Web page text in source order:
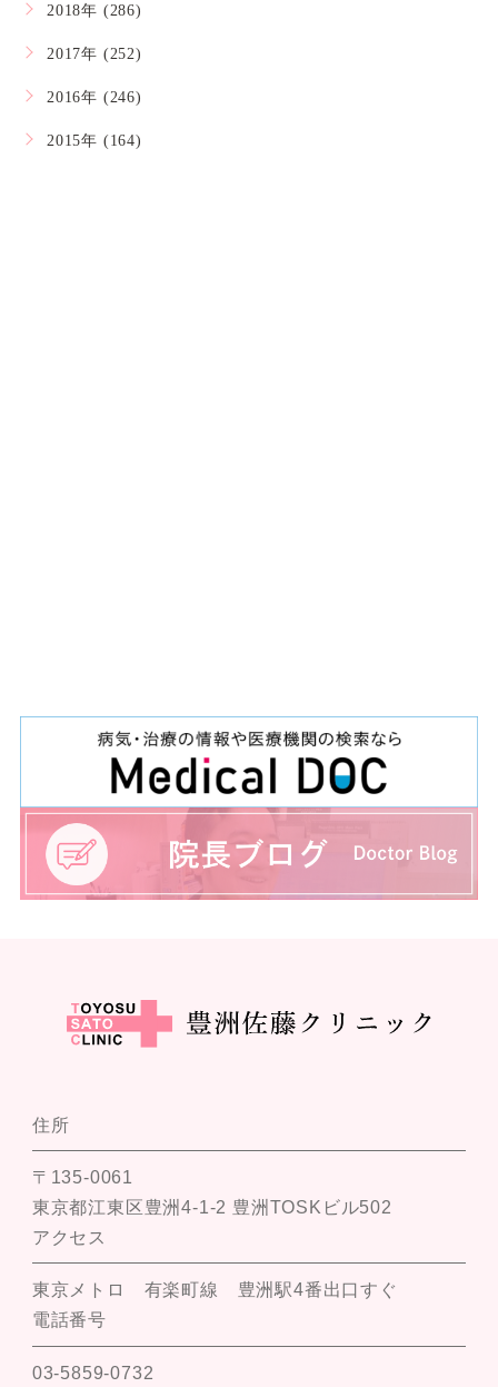
2018年 (286)
2017年 (252)
2016年 (246)
2015年 (164)
住所
〒135-0061
東京都江東区豊洲4-1-2 豊洲TOSKビル502
アクセス
東京メトロ 有楽町線 豊洲駅4番出口すぐ
電話番号
03-5859-0732